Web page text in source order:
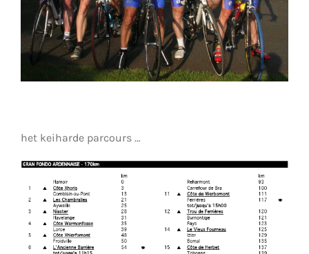
het keiharde parcours …